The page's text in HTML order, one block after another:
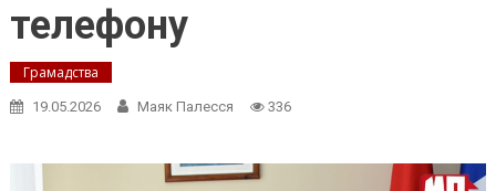
телефону
Грамадства
19.05.2026 Маяк Палесся 336